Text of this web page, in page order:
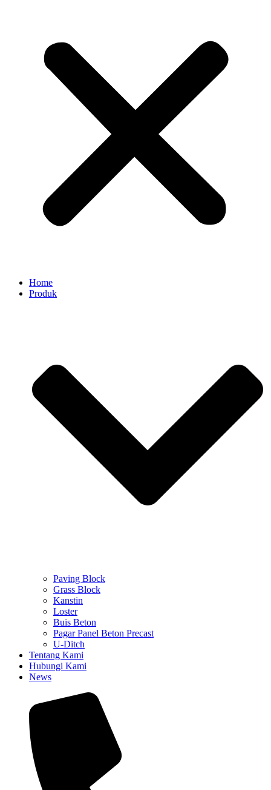
Home
Produk
Paving Block
Grass Block
Kanstin
Loster
Buis Beton
Pagar Panel Beton Precast
U-Ditch
Tentang Kami
Hubungi Kami
News